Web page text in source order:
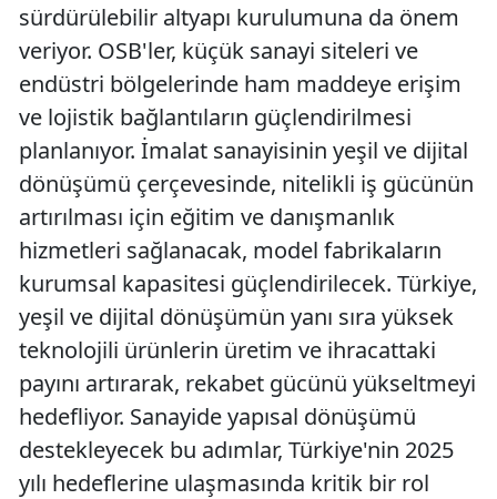
sürdürülebilir altyapı kurulumuna da önem
veriyor. OSB'ler, küçük sanayi siteleri ve
endüstri bölgelerinde ham maddeye erişim
ve lojistik bağlantıların güçlendirilmesi
planlanıyor. İmalat sanayisinin yeşil ve dijital
dönüşümü çerçevesinde, nitelikli iş gücünün
artırılması için eğitim ve danışmanlık
hizmetleri sağlanacak, model fabrikaların
kurumsal kapasitesi güçlendirilecek. Türkiye,
yeşil ve dijital dönüşümün yanı sıra yüksek
teknolojili ürünlerin üretim ve ihracattaki
payını artırarak, rekabet gücünü yükseltmeyi
hedefliyor. Sanayide yapısal dönüşümü
destekleyecek bu adımlar, Türkiye'nin 2025
yılı hedeflerine ulaşmasında kritik bir rol